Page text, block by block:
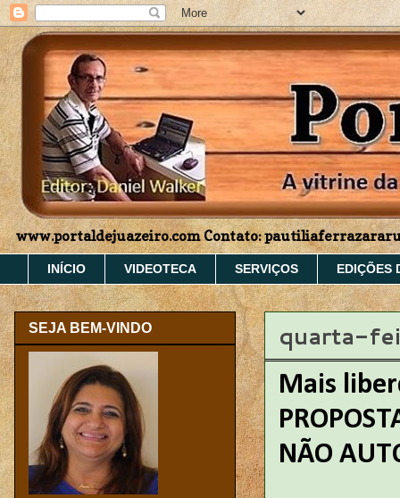
www.portaldejuazeiro.com Contato:
INÍCIO VIDEOTECA SERVIÇOS EDIÇÕES
quarta-
Mais
NÃO
SEJA BEM-VINDO